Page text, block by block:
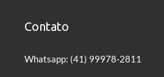
Contato
Whatsapp: (41) 99978-2811